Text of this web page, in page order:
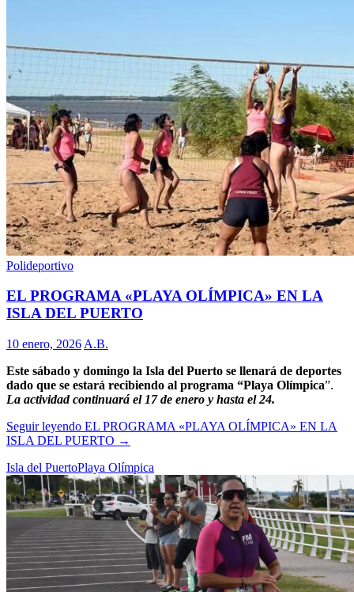
Polideportivo
EL PROGRAMA «PLAYA OLÍMPICA» EN LA
ISLA DEL PUERTO
10 enero, 2026 A.B.
Este sábado y domingo la Isla del Puerto se llenará de deportes
dado que se estará recibiendo al programa “Playa Olímpica”.
La actividad continuará el 17 de enero y hasta el 24.
Seguir leyendo EL PROGRAMA «PLAYA OLÍMPICA» EN LA
ISLA DEL PUERTO →
Isla del PuertoPlaya Olímpica